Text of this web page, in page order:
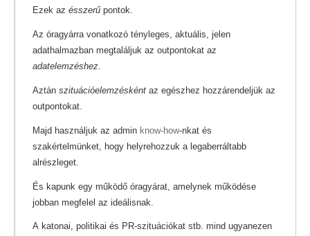
Ezek az ésszerűpontok.
Az óragyárra vonatkozó tényleges, aktuális, jelen
adathalmazban megtaláljuk az outpontokat az
adatelemzéshez
Aztán szituációelemzésként az egészhez hozzárendeljük az
outpontokat.
Majd használjuk az admin know-how-nkat és
szakértelmünket, hogy helyrehozzuk a legaberráltabb
alrészleget.
És kapunk egy működő óragyárat, amelynek működése
jobban megfelel az ideálisnak.
A katonai, politikai és PR-szituációkat stb. mind ugyanezen